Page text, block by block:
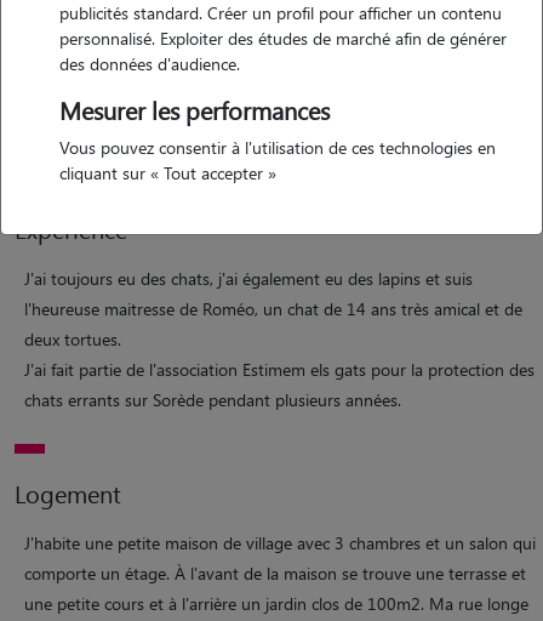
Amoureuse des chats depuis toujours, j'aime tous les animaux!
Étant à la retraite, j'ai beaucoup de temps libre à consacrer à votre
animal et de l'affection à revendre. Je peux accueillir votre animal chez
moi et suis véhiculée et donc parfaitement disponible pour me rendre
Expérience
J'ai toujours eu des chats, j'ai également eu des lapins et suis
l'heureuse maitresse de Roméo, un chat de 14 ans très amical et de
deux tortues.
J'ai fait partie de l'association Estimem els gats pour la protection des
chats errants sur Sorède pendant plusieurs années.
Logement
J'habite une petite maison de village avec 3 chambres et un salon qui
comporte un étage. À l'avant de la maison se trouve une terrasse et
une petite cours et à l'arrière un jardin clos de 100m2. Ma rue longe
publicités standard. Créer un profil pour afficher un contenu
personnalisé. Exploiter des études de marché afin de générer
des données d'audience.
Mesurer les performances
Vous pouvez consentir à l'utilisation de ces technologies en
cliquant sur « Tout accepter »